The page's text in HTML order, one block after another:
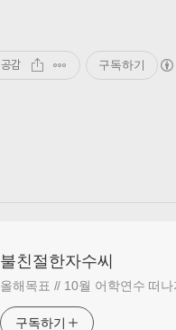
공감 구독하기
불친절한자수씨
올해목표 // 10월 어학연수 떠나
구독하기